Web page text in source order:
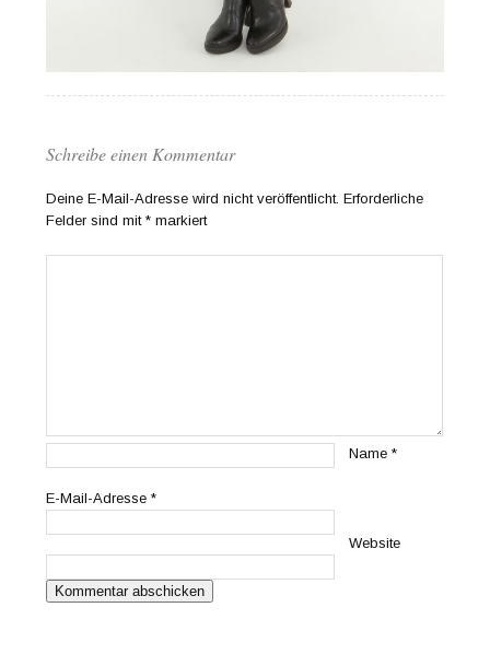
Schreibe einen Kommentar
Deine E-Mail-Adresse wird nicht veröffentlicht. Erforderliche
Felder sind mit* markiert
Name*
E-Mail-Adresse*
Website